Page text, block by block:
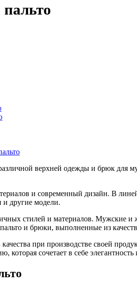
верхней одежды и брюк для
и современный дизайн. В
и другие модели.
стилей и материалов. Мужские
и брюки, выполненные из
при производстве своей
которая сочетает в себе